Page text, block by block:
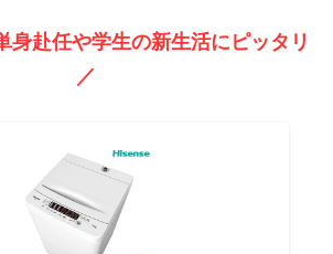
身赴任や学生の新生活にピッタリ
／